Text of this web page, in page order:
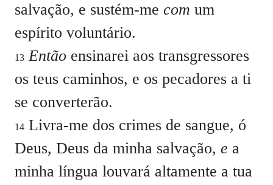
salvação, e sustém-me com um
espírito voluntário.
13 Então ensinarei aos transgressores
os teus caminhos, e os pecadores a ti
se converterão.
14 Livra-me dos crimes de sangue, ó
Deus, Deus da minha salvação, e a
minha língua louvará altamente a tua